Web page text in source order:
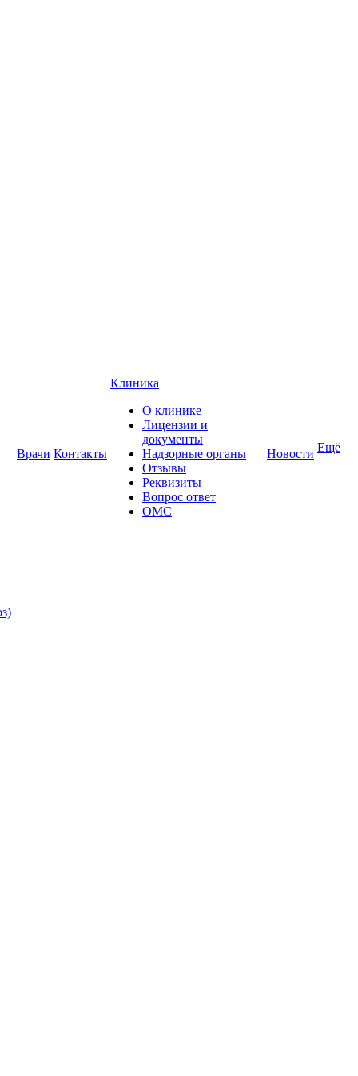
Врачи Контакты
Клиника
О клинике
Лицензии и
документы
Надзорные органы
Отзывы
Реквизиты
Вопрос ответ
ОМС
Новости Ещё